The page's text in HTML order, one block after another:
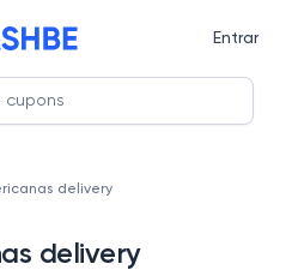
Entrar
delivery
delivery